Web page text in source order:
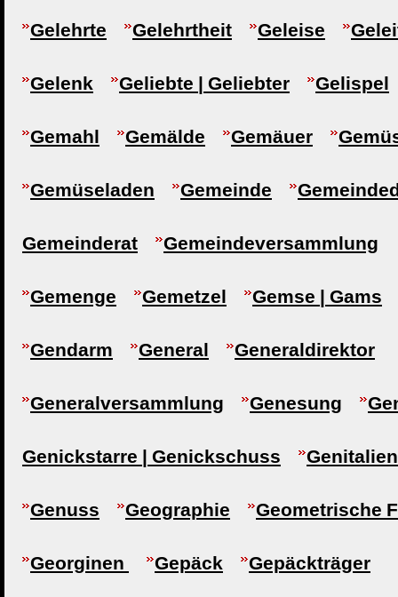
Gelehrte Gelehrtheit Geleise
Gelenk Geliebte | Geliebter Gelispel
Gemahl Gemälde Gemäuer
Gemüseladen Gemeinde
Gemeinderat Gemeindeversammlung
Gemenge Gemetzel Gemse | Gams
Gendarm General Generaldirektor
Generalversammlung Genesung
Genickstarre | Genickschuss Genitalien
Genuss Geographie Geometrische
Georginen Gepäck Gepäckträger